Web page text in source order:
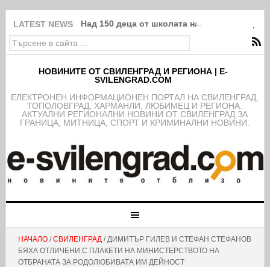
LATEST NEWS Над 150 деца от школата на ФК
НОВИНИТЕ ОТ СВИЛЕНГРАД И РЕГИОНА | E-
SVILENGRAD.COM
EЛЕКТРОНЕН ИНФОРМАЦИОНЕН ПОРТАЛ НА СВИЛЕНГРАД,
ТОПОЛОВГРАД, ХАРМАНЛИ, ЛЮБИМЕЦ И РЕГИОНА.
АКТУАЛНИ РЕГИОНАЛНИ НОВИНИ ОТ СВИЛЕНГРАД ЗА
ГРАНИЦА, МИТНИЦА, СПОРТ И КРИМИНАЛНИ НОВИНИ.
НАЧАЛО/СВИЛЕНГРАД/ ДИМИТЪР ГИЛЕВ И СТЕФАН СТЕФАНОВ
БЯХА ОТЛИЧЕНИ С ПЛАКЕТИ НА МИНИСТЕРСТВОТО НА
ОТБРАНАТА ЗА РОДОЛЮБИВАТА ИМ ДЕЙНОСТ